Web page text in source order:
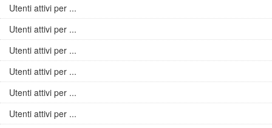
Utenti attivi per ...
Utenti attivi per ...
Utenti attivi per ...
Utenti attivi per ...
Utenti attivi per ...
Utenti attivi per ...